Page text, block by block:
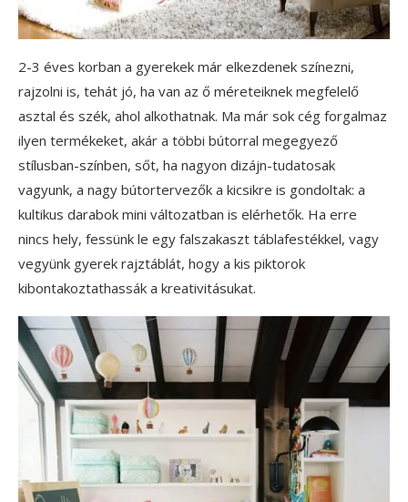
2-3 éves korban a gyerekek már elkezdenek színezni,
rajzolni is, tehát jó, ha van az ő méreteiknek megfelelő
asztal és szék, ahol alkothatnak. Ma már sok cég forgalmaz
ilyen termékeket, akár a többi bútorral megegyező
stílusban-színben, sőt, ha nagyon dizájn-tudatosak
vagyunk, a nagy bútortervezők a kicsikre is gondoltak: a
kultikus darabok mini változatban is elérhetők. Ha erre
nincs hely, fessünk le egy falszakaszt táblafestékkel, vagy
vegyünk gyerek rajztáblát, hogy a kis piktorok
kibontakoztathassák a kreativitásukat.